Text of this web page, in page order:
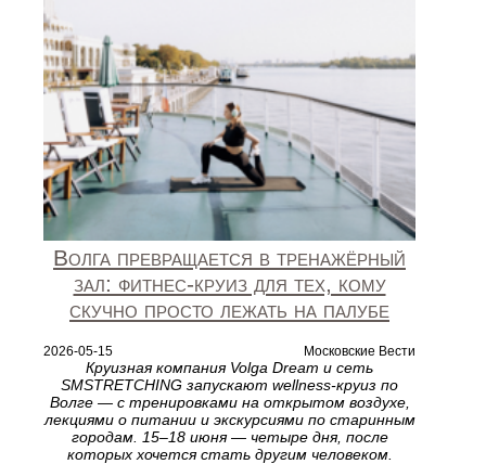
Волга превращается в тренажёрный
зал: фитнес-круиз для тех, кому
скучно просто лежать на палубе
2026-05-15 Московские Вести
Круизная компания Volga Dream и сеть
SMSTRETCHING запускают wellness-круиз по
Волге — с тренировками на открытом воздухе,
лекциями о питании и экскурсиями по старинным
городам. 15–18 июня — четыре дня, после
которых хочется стать другим человеком.